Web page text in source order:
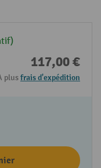
117,00 €
plusfrais d'expédition